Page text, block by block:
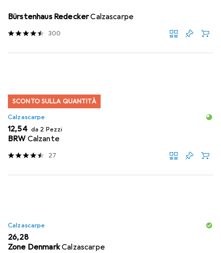
Bürstenhaus RedeckerCalzascarpe
300
SCONTO SULLA QUANTITÀ
Calzascarpe
EUR
12,54 da 2 Pezzi
BRW Calzante
27
Calzascarpe
EUR
26,28
Zone DenmarkCalzascarpe